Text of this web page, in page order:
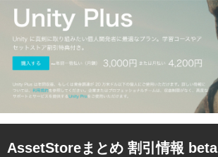
AssetStoreまとめ 割引情報 beta